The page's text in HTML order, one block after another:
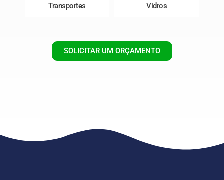
Transportes Vidros
SOLICITAR UM ORÇAMENTO